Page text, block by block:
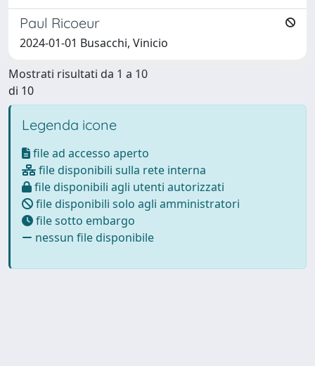
Paul Ricoeur
2024-01-01 Busacchi, Vinicio
Mostrati risultati da 1 a 10
di 10
Legenda icone
file ad accesso aperto
file disponibili sulla rete interna
file disponibili agli utenti autorizzati
file disponibili solo agli amministratori
file sotto embargo
nessun file disponibile